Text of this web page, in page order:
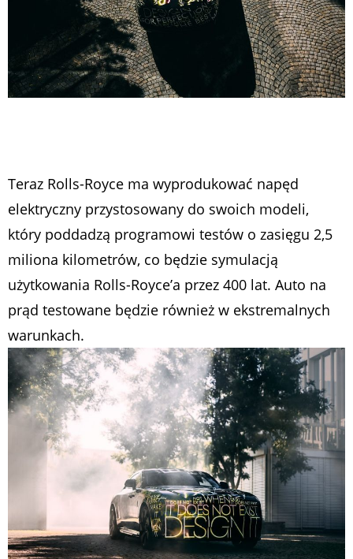
Teraz Rolls-Royce ma wyprodukować napęd
elektryczny przystosowany do swoich modeli,
który poddadzą programowi testów o zasięgu 2,5
miliona kilometrów, co będzie symulacją
użytkowania Rolls-Royce’a przez 400 lat. Auto na
prąd testowane będzie również w ekstremalnych
warunkach.